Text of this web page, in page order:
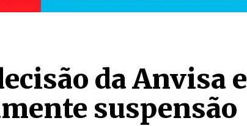
da Anvisa e
suspensão